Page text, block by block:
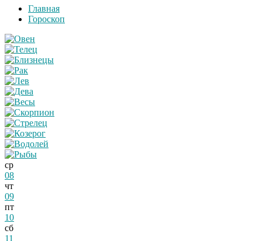
Главная
Гороскоп
ср
08
чт
09
пт
10
сб
11